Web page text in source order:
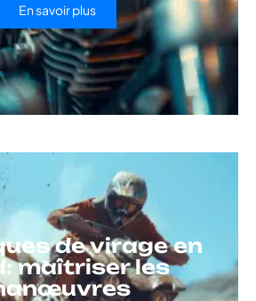
En savoir plus
de virage en
maîtriser les